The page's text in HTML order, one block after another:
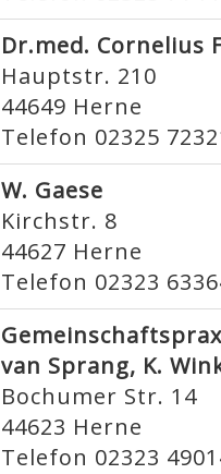
Dr.med. Cornelius
Hauptstr. 210
44649 Herne
Telefon 02325
W. Gaese
Kirchstr. 8
44627 Herne
Telefon 02323
van Sprang, K.
Bochumer Str. 14
44623 Herne
Telefon 02323